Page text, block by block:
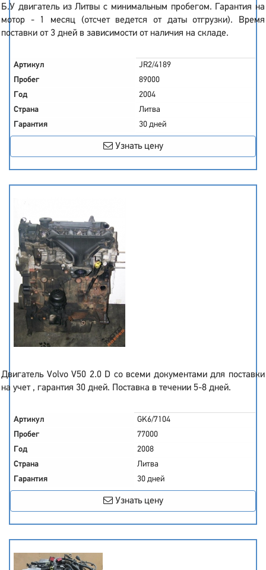
Б.У двигатель из Литвы с минимальным пробегом. Гарантия на
мотор - 1 месяц (отсчет ведется от даты отгрузки). Время
поставки от 3 дней в зависимости от наличия на складе.
Артикул
JR2/4189
Пробег
89000
Год
2004
Страна
Литва
Гарантия
30 дней
Узнать цену
Двигатель Volvo V50 2.0 D со всеми документами для поставки
на учет , гарантия 30 дней. Поставка в течении 5-8 дней.
Артикул
GK6/7104
Пробег
77000
Год
2008
Страна
Литва
Гарантия
30 дней
Узнать цену